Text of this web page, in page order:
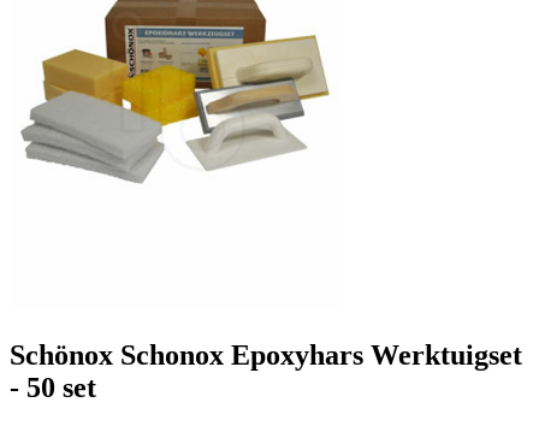
Schönox Schonox Epoxyhars Werktuigset
- 50 set